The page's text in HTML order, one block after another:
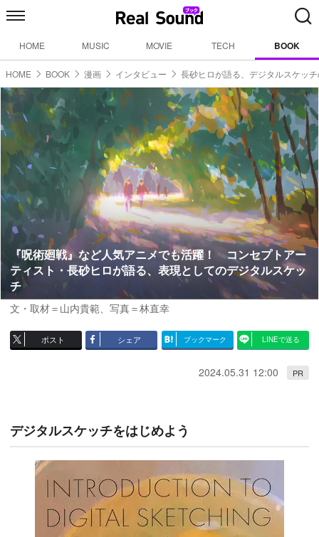
HOME MUSIC MOVIE TECH BOOK
HOME BOOK 漫画 インタビュー 長砂ヒロが語る、デジタルスケッ
『呪術廻戦』など人気アニメでも活躍！ コンセプトアー
ティスト・長砂ヒロが語る、表現としてのデジタルスケッ
チ
文・取材＝山内貴範、 写真＝林直幸
ポスト シェア ブックマーク LINEで送る
2024.05.31 12:00 PR
デジタルスケッチをはじめよう